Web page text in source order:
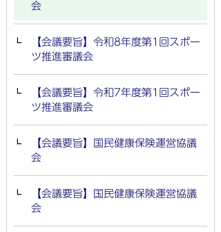
会
【会議要旨】令和8年度第1回スポー
ツ推進審議会
【会議要旨】令和7年度第1回スポー
ツ推進審議会
【会議要旨】国民健康保険運営協議
会
【会議要旨】国民健康保険運営協議
会